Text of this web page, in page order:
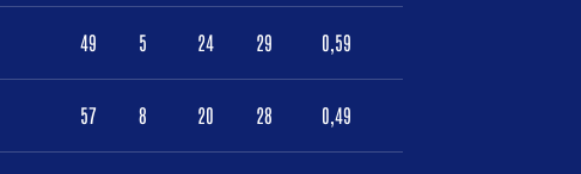
49 5 24 29 0,59
57 8 20 28 0,49